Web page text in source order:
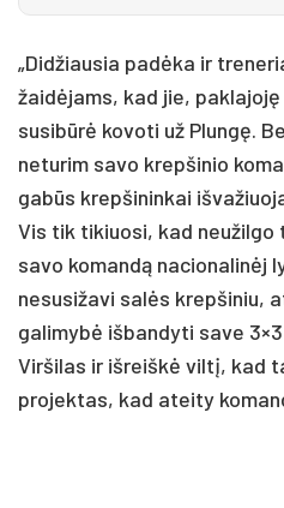
„Didžiausia padėka ir
žaidėjams, kad jie,
susibūrė kovoti už Plungę.
neturim savo krepšinio
gabūs krepšininkai
Vis tik tikiuosi, kad neužilgo
savo komandą nacionalinėj
nesusižavi salės krepšiniu,
galimybė išbandyti save
Viršilas ir išreiškė viltį, kad
projektas, kad ateity